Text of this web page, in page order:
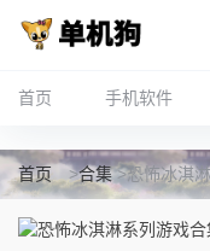
首页 手机软件
首页 >合集>恐怖冰淇